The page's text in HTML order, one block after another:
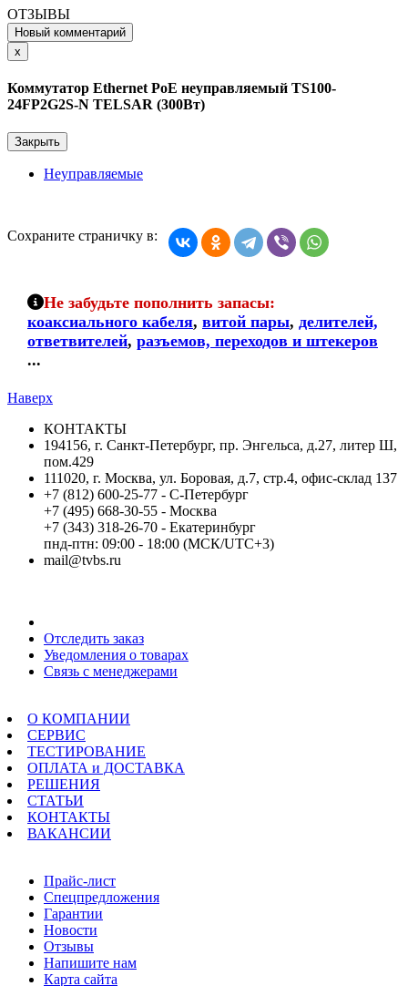
ОТЗЫВЫ
Новый комментарий
x
Коммутатор Ethernet PoE нeуправляемый TS100-
24FP2G2S-N TELSAR (300Вт)
Закрыть
Неуправляемые
Сохраните страничку в:
Не забудьте пополнить запасы:
коаксиального кабеля, витой пары, делителей,
ответвителей, разъемов, переходов и штекеров
...
Наверх
КОНТАКТЫ
194156, г. Санкт-Петербург, пр. Энгельса, д.27, литер Ш,
пом.429
111020, г. Москва, ул. Боровая, д.7, стр.4, офис-склад 137
+7 (812) 600-25-77 - С-Петербург
+7 (495) 668-30-55 - Москва
+7 (343) 318-26-70 - Екатеринбург
пнд-птн: 09:00 - 18:00 (МСК/UTC+3)
mail@tvbs.ru
Отследить заказ
Уведомления о товарах
Связь с менеджерами
О КОМПАНИИ
СЕРВИС
ТЕСТИРОВАНИЕ
ОПЛАТА и ДОСТАВКА
РЕШЕНИЯ
СТАТЬИ
КОНТАКТЫ
ВАКАНСИИ
Прайс-лист
Спецпредложения
Гарантии
Новости
Отзывы
Напишите нам
Карта сайта